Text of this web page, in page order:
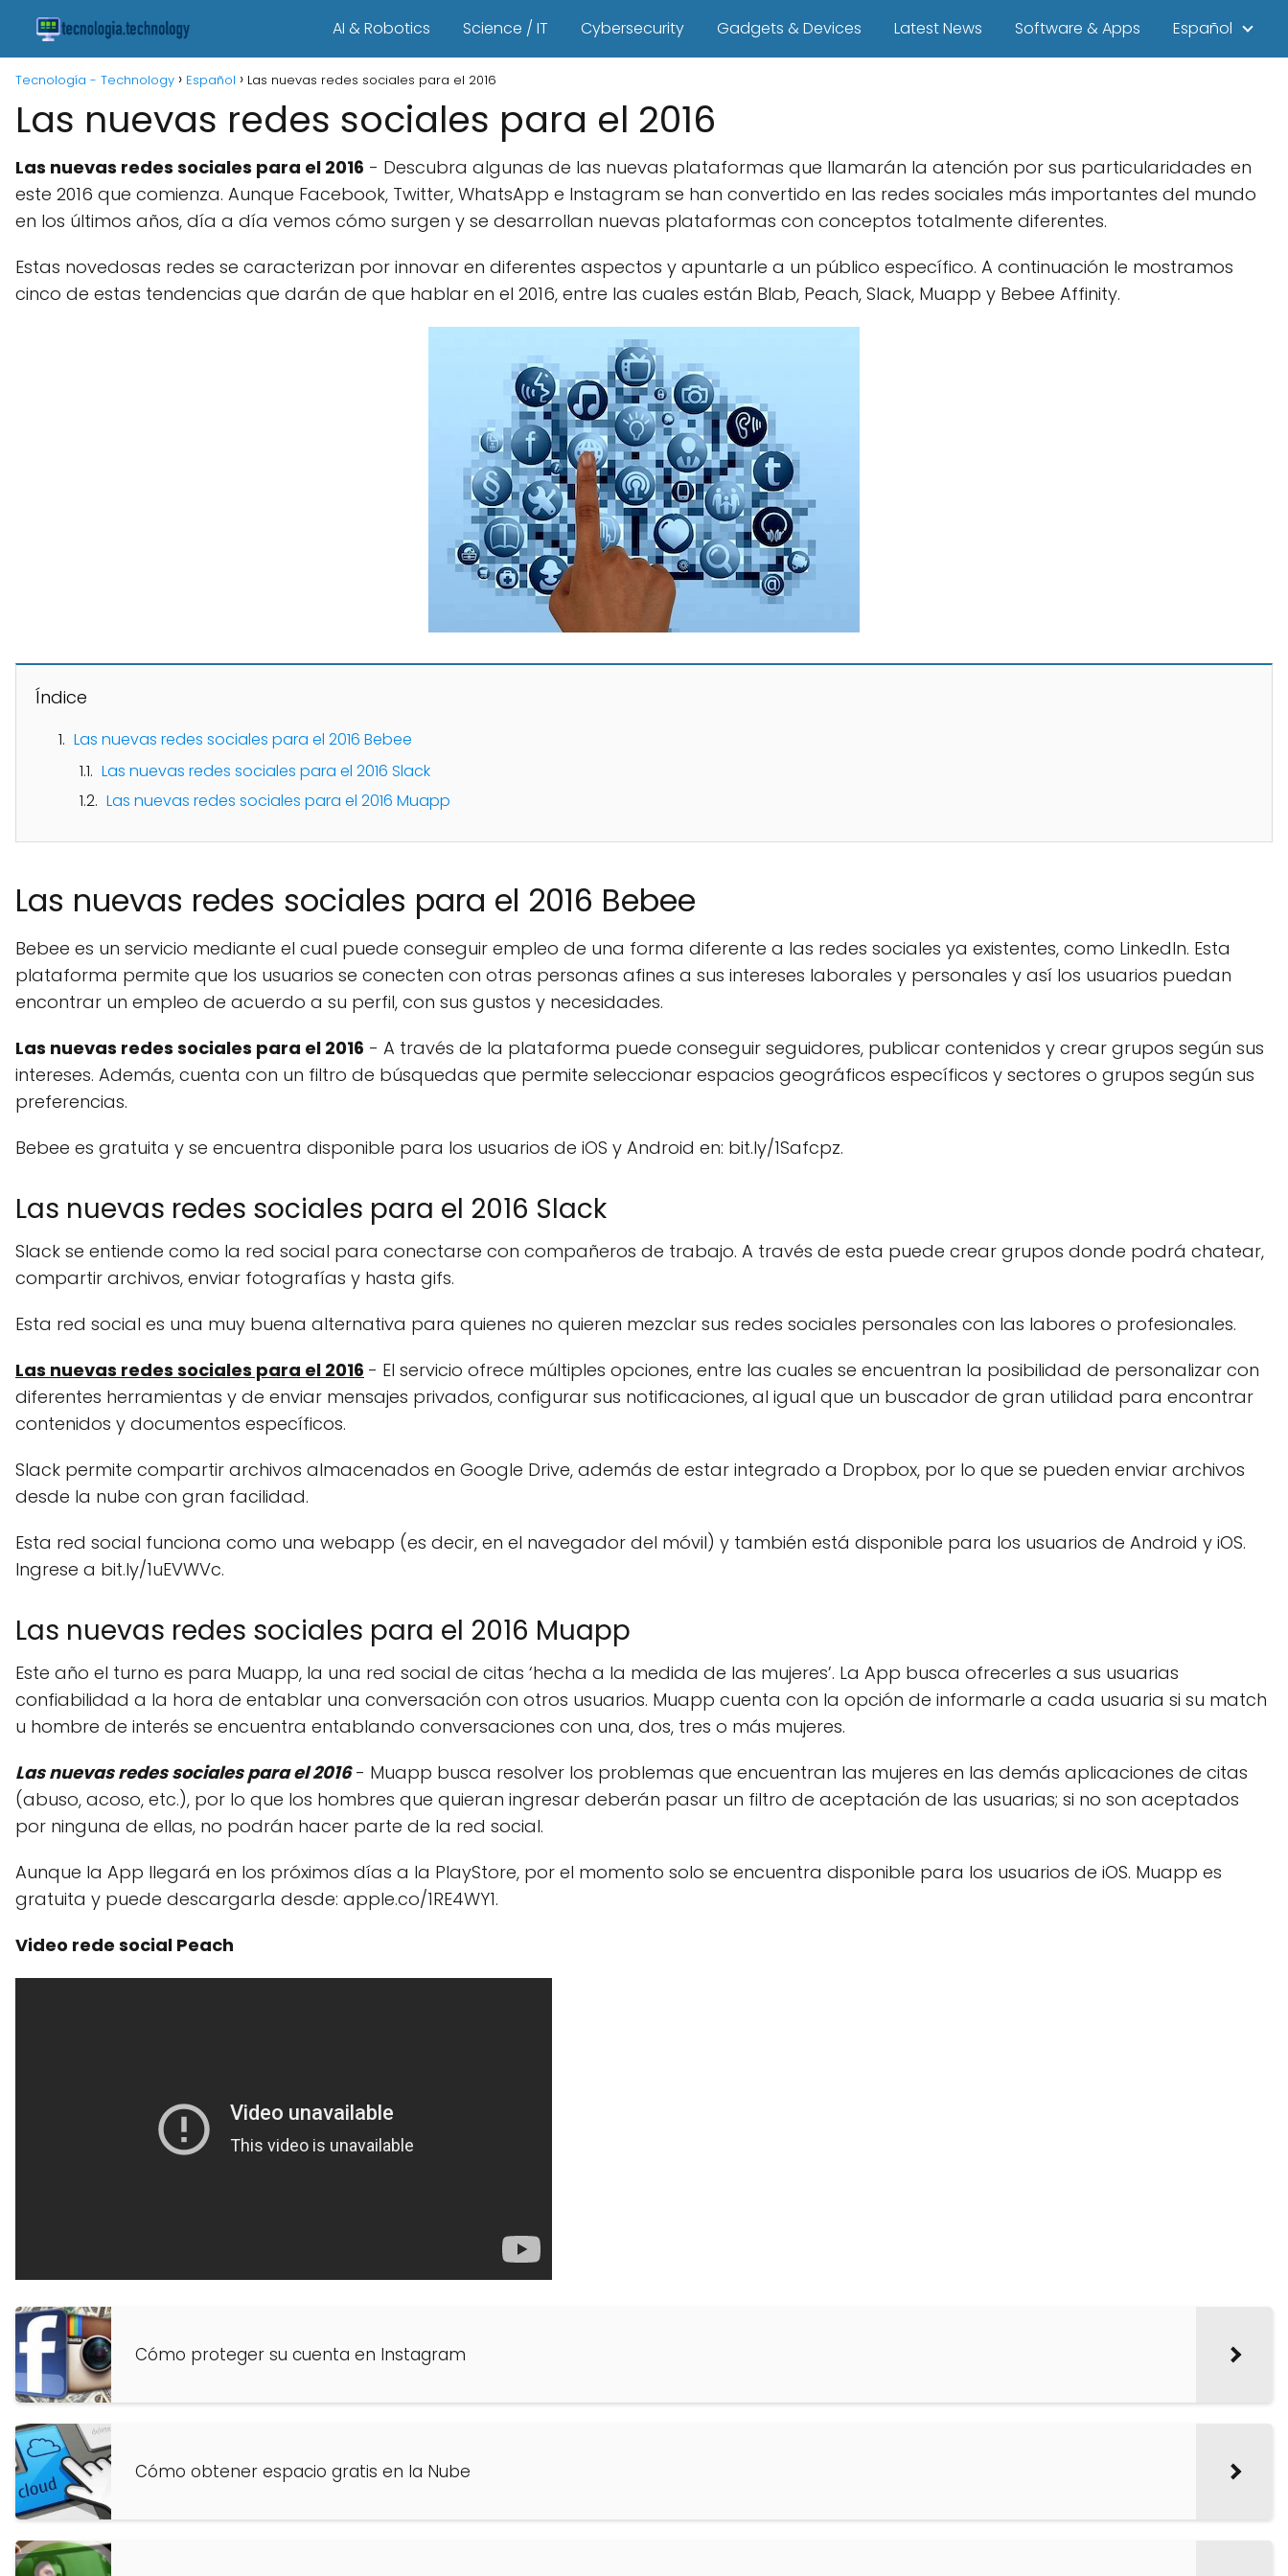
AI & Robotics Science / IT Cybersecurity Gadgets & Devices Latest News Software & Apps Español
Tecnología - Technology Español Las nuevas redes sociales para el 2016
Las nuevas redes sociales para el 2016
Las nuevas redes sociales para el 2016 - Descubra algunas de las nuevas plataformas que llamarán la atención por sus particularidades en
este 2016 que comienza. Aunque Facebook, Twitter, WhatsApp e Instagram se han convertido en las redes sociales más importantes del mundo
en los últimos años, día a día vemos cómo surgen y se desarrollan nuevas plataformas con conceptos totalmente diferentes.
Estas novedosas redes se caracterizan por innovar en diferentes aspectos y apuntarle a un público específico. A continuación le mostramos
cinco de estas tendencias que darán de que hablar en el 2016, entre las cuales están Blab, Peach, Slack, Muapp y Bebee Affinity.
Índice
Las nuevas redes sociales para el 2016 Bebee
Las nuevas redes sociales para el 2016 Slack
Las nuevas redes sociales para el 2016 Muapp
Las nuevas redes sociales para el 2016 Bebee
Bebee es un servicio mediante el cual puede conseguir empleo de una forma diferente a las redes sociales ya existentes, como LinkedIn. Esta
plataforma permite que los usuarios se conecten con otras personas afines a sus intereses laborales y personales y así los usuarios puedan
encontrar un empleo de acuerdo a su perfil, con sus gustos y necesidades.
Las nuevas redes sociales para el 2016 - A través de la plataforma puede conseguir seguidores, publicar contenidos y crear grupos según sus
intereses. Además, cuenta con un filtro de búsquedas que permite seleccionar espacios geográficos específicos y sectores o grupos según sus
preferencias.
Bebee es gratuita y se encuentra disponible para los usuarios de iOS y Android en: bit.ly/1Safcpz.
Las nuevas redes sociales para el 2016 Slack
Slack se entiende como la red social para conectarse con compañeros de trabajo. A través de esta puede crear grupos donde podrá chatear,
compartir archivos, enviar fotografías y hasta gifs.
Esta red social es una muy buena alternativa para quienes no quieren mezclar sus redes sociales personales con las labores o profesionales.
Las nuevas redes sociales para el 2016 - El servicio ofrece múltiples opciones, entre las cuales se encuentran la posibilidad de personalizar con
diferentes herramientas y de enviar mensajes privados, configurar sus notificaciones, al igual que un buscador de gran utilidad para encontrar
contenidos y documentos específicos.
Slack permite compartir archivos almacenados en Google Drive, además de estar integrado a Dropbox, por lo que se pueden enviar archivos
desde la nube con gran facilidad.
Esta red social funciona como una webapp (es decir, en el navegador del móvil) y también está disponible para los usuarios de Android y iOS.
Ingrese a bit.ly/1uEVWVc.
Las nuevas redes sociales para el 2016 Muapp
Este año el turno es para Muapp, la una red social de citas ‘hecha a la medida de las mujeres’. La App busca ofrecerles a sus usuarias
confiabilidad a la hora de entablar una conversación con otros usuarios. Muapp cuenta con la opción de informarle a cada usuaria si su match
u hombre de interés se encuentra entablando conversaciones con una, dos, tres o más mujeres.
Las nuevas redes sociales para el 2016- Muapp busca resolver los problemas que encuentran las mujeres en las demás aplicaciones de citas
(abuso, acoso, etc.), por lo que los hombres que quieran ingresar deberán pasar un filtro de aceptación de las usuarias; si no son aceptados
por ninguna de ellas, no podrán hacer parte de la red social.
Aunque la App llegará en los próximos días a la PlayStore, por el momento solo se encuentra disponible para los usuarios de iOS. Muapp es
gratuita y puede descargarla desde: apple.co/1RE4WY1.
Video rede social Peach
Cómo proteger su cuenta en Instagram
Cómo obtener espacio gratis en la Nube